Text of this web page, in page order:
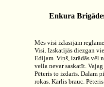
Enkura
Mēs visi izlasījām
Visi. Izskatījās diezgan
Edijam. Viņš, izrādās vēl
vella nevar saskatīt.
Pēteris to izdarīs. Dalam
rokas. Kārlis brauc.